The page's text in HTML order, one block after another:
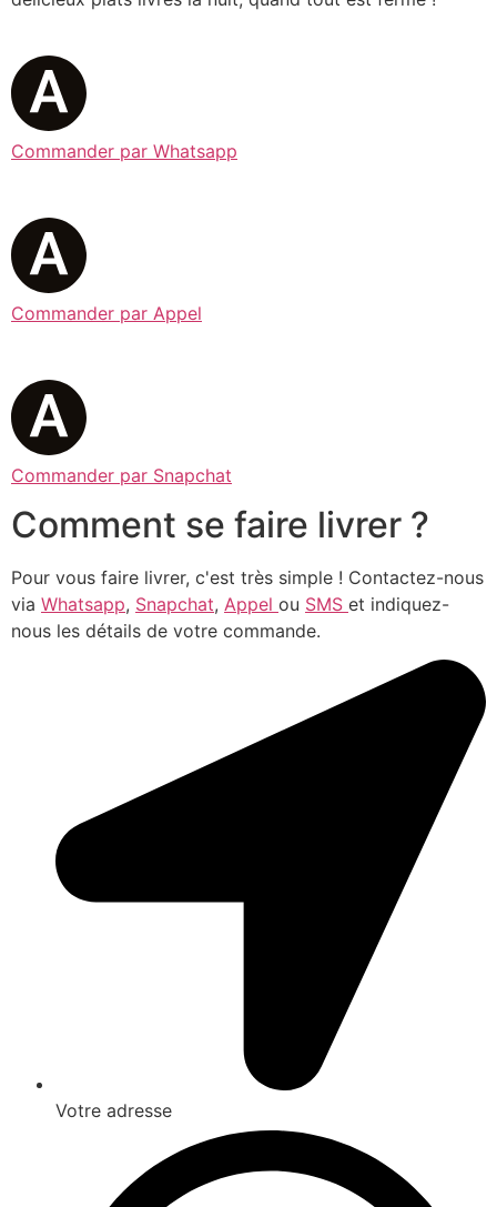
Commander par Whatsapp
Commander par Appel
Commander par Snapchat
Comment se faire livrer ?
Pour vous faire livrer, c'est très simple ! Contactez-nous
via Whatsapp, Snapchat, Appel ou SMS et indiquez-
nous les détails de votre commande.
Votre adresse